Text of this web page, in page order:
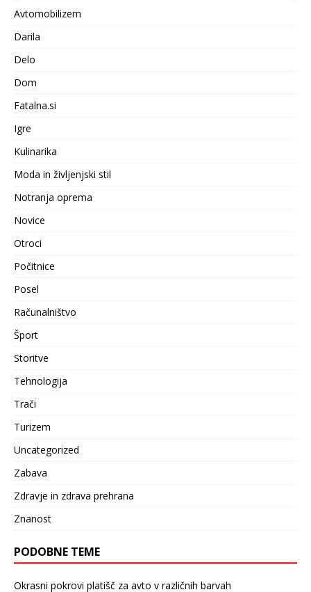
Avtomobilizem
Darila
Delo
Dom
Fatalna.si
Igre
Kulinarika
Moda in življenjski stil
Notranja oprema
Novice
Otroci
Počitnice
Posel
Računalništvo
Šport
Storitve
Tehnologija
Trači
Turizem
Uncategorized
Zabava
Zdravje in zdrava prehrana
Znanost
PODOBNE TEME
Okrasni pokrovi platišč za avto v različnih barvah